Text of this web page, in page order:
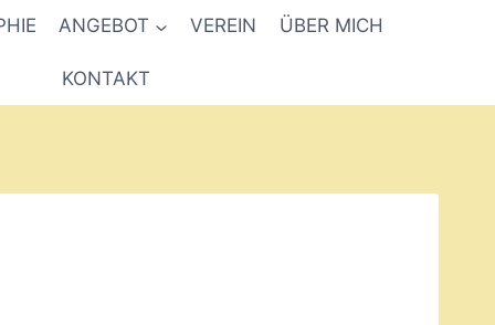
ANGEBOT VEREIN ÜBER MICH
KONTAKT